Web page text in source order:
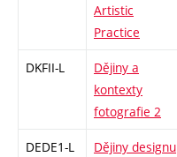
Artistic
Practice
DKFII-L
Dějiny a
kontexty
fotografie 2
DEDE1-L
Dějiny designu